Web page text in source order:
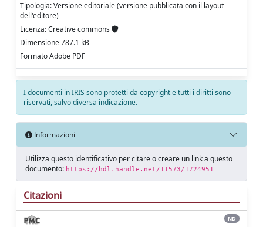
Tipologia: Versione editoriale (versione pubblicata con il layout
dell'editore)
Licenza: Creative commons
Dimensione 787.1 kB
Formato Adobe PDF
I documenti in IRIS sono protetti da copyright e tutti i diritti sono
riservati, salvo diversa indicazione.
Informazioni
Utilizza questo identificativo per citare o creare un link a questo
documento: https://hdl.handle.net/11573/1724951
Citazioni
ND